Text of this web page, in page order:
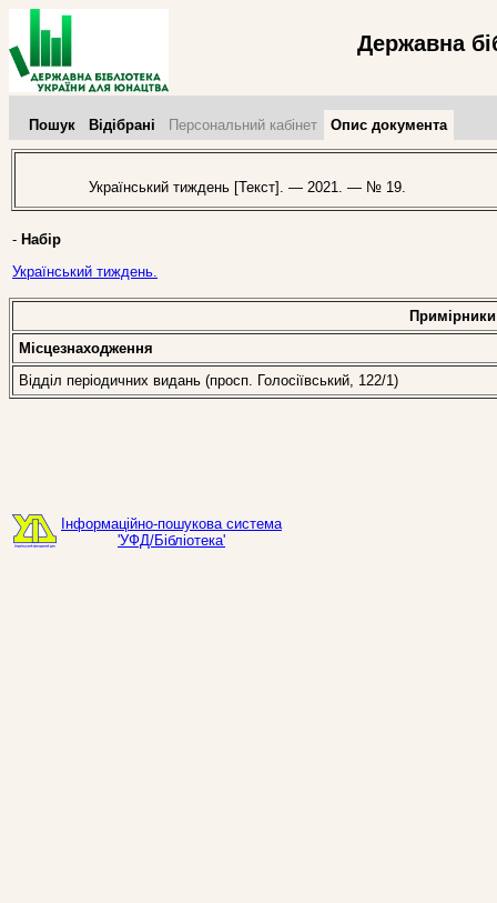
Державна
Пошук Відібрані Персональний кабінет Опис документа
Український тиждень [Текст]. — 2021. — № 19.
- Набір
Український тиждень.
Примірники
Місцезнаходження
Відділ періодичних видань (просп. Голосіївський, 122/1)
Інформаційно-пошукова система
'УФД/Бібліотека'